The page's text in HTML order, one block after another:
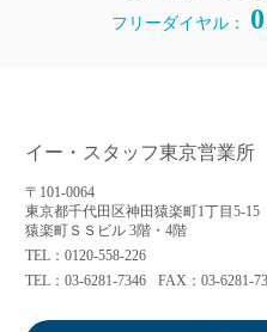
フリーダイヤル：
イー・スタッフ東京営業所
〒101-0064
東京都千代田区神田猿楽町1丁目5-15
猿楽町ＳＳビル 3階・4階
TEL：0120-558-226
TEL：03-6281-7346
FAX：03-6281-